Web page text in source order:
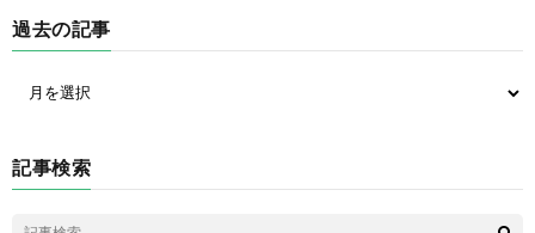
過去の記事
記事検索